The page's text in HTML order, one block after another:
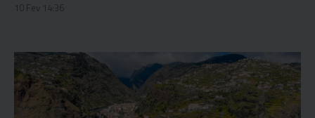
10 Fev 14:36